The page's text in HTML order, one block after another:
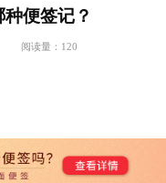
便签记？
阅读量： 120